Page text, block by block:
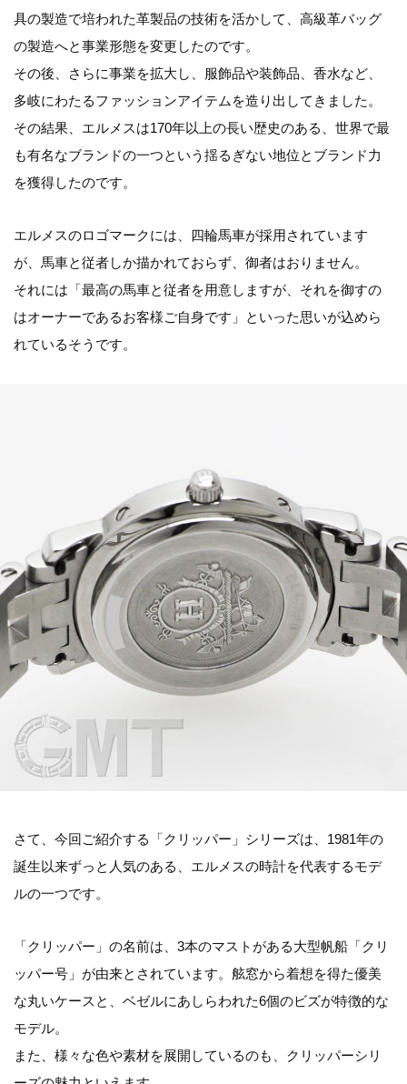
具の製造で培われた革製品の技術を活かして、高級革バッグ
の製造へと事業形態を変更したのです。
その後、さらに事業を拡大し、服飾品や装飾品、香水など、
多岐にわたるファッションアイテムを造り出してきました。
その結果、エルメスは170年以上の長い歴史のある、世界で最
も有名なブランドの一つという揺るぎない地位とブランド力
を獲得したのです。
エルメスのロゴマークには、四輪馬車が採用されています
が、馬車と従者しか描かれておらず、御者はおりません。
それには「最高の馬車と従者を用意しますが、それを御すの
はオーナーであるお客様ご自身です」といった思いが込めら
れているそうです。
さて、今回ご紹介する「クリッパー」シリーズは、1981年の
誕生以来ずっと人気のある、エルメスの時計を代表するモデ
ルの一つです。
「クリッパー」の名前は、3本のマストがある大型帆船「クリ
ッパー号」が由来とされています。舷窓から着想を得た優美
な丸いケースと、ベゼルにあしらわれた6個のビズが特徴的な
モデル。
また、様々な色や素材を展開しているのも、クリッパーシリ